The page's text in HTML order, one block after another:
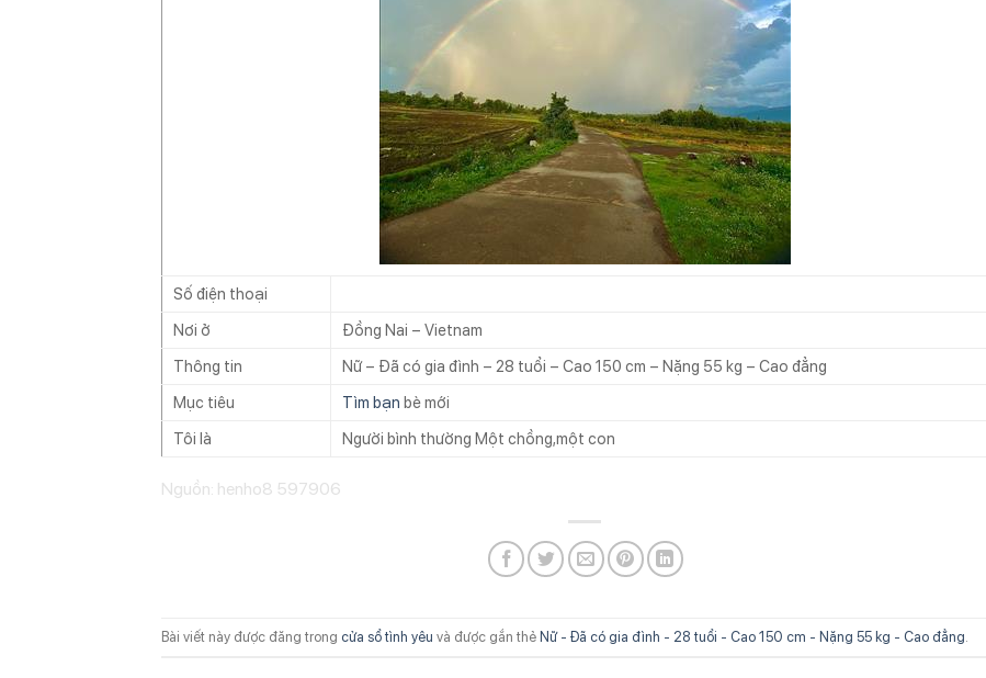
Số điện thoại
Nơi ở
Đồng Nai – Vietnam
Thông tin
Nữ – Đã có gia đình – 28 tuổi – Cao 150 cm – Nặng 55 kg – Cao đẳng
Mục tiêu
Tìm bạn bè mới
Tôi là
Người bình thường Một chồng,một con
Nguồn: henho8 597906
Bài viết này được đăng trong cửa sổ tình yêu và được gắn thẻ Nữ - Đã có gia đình - 28 tuổi - Cao 150 cm - Nặng 55 kg - Cao đẳng